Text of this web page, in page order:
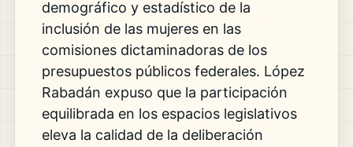
demográfico y estadístico de la
inclusión de las mujeres en las
comisiones dictaminadoras de los
presupuestos públicos federales. López
Rabadán expuso que la participación
equilibrada en los espacios legislativos
eleva la calidad de la deliberación